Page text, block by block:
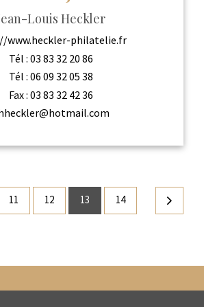
Louis Heckler
www.heckler-philatelie.fr
Tél : 03 83 32 20 86
Tél : 06 09 32 05 38
Fax : 03 83 32 42 36
11 12 13 14